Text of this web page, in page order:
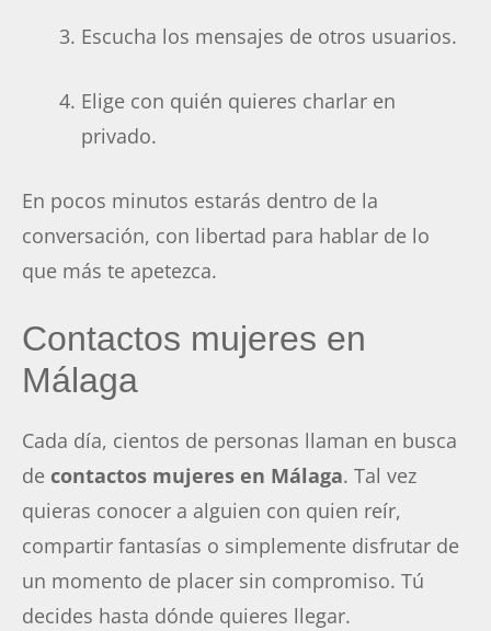
Escucha los mensajes de otros usuarios.
Elige con quién quieres charlar en
privado.
En pocos minutos estarás dentro de la
conversación, con libertad para hablar de lo
que más te apetezca.
Contactos mujeres en
Málaga
Cada día, cientos de personas llaman en busca
de contactos mujeres en Málaga. Tal vez
quieras conocer a alguien con quien reír,
compartir fantasías o simplemente disfrutar de
un momento de placer sin compromiso. Tú
decides hasta dónde quieres llegar.